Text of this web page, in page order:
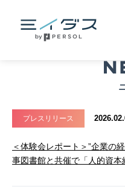
プレスリリース
＜体験会レポート＞”企業の
事図書館と共催で「人的資